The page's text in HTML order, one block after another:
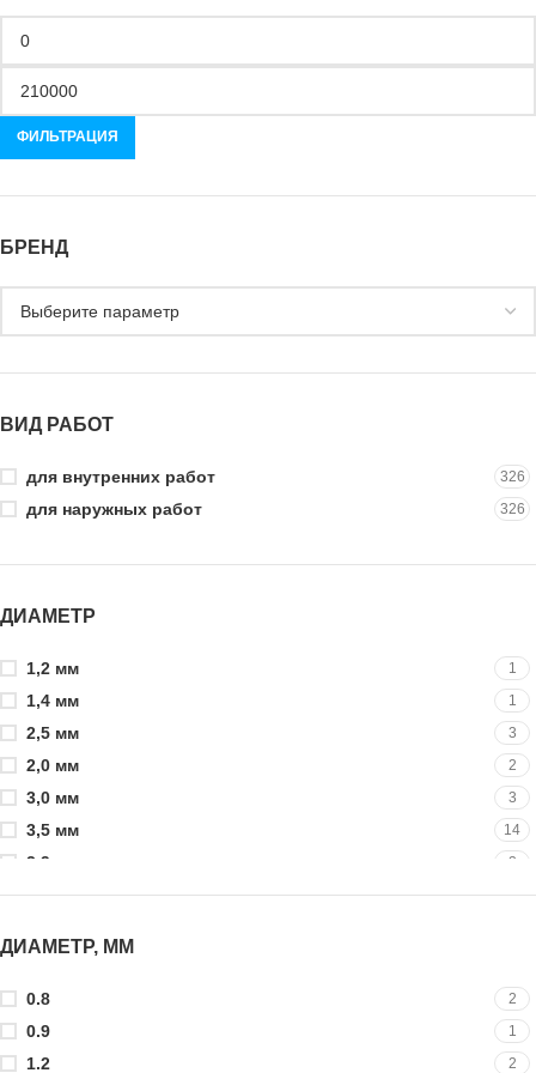
ФИЛЬТРАЦИЯ
БРЕНД
ВИД РАБОТ
для внутренних работ 326
для наружных работ 326
ДИАМЕТР
1,2 мм 1
1,4 мм 1
2,5 мм 3
2,0 мм 2
3,0 мм 3
3,5 мм 14
3,9 мм 2
4,8 мм 30
4,2 мм
5,5 мм 26
5,0 мм 2
6 мм 21
ДИАМЕТР, ММ
0.8 2
0.9 1
1.2 2